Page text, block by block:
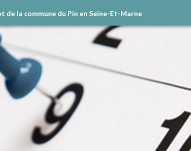
de la commune du Pin en Seine-Et-Marne